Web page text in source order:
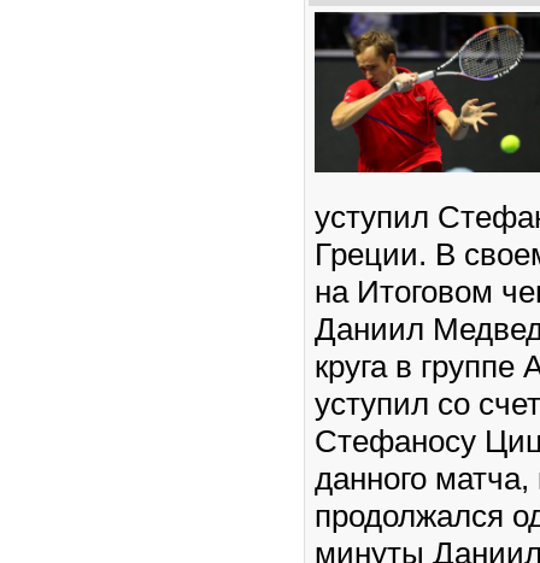
уступил
Греции. В
на Итоговом
Даниил
круга в группе
уступил со
Стефаносу
данного
продолжался
минуты